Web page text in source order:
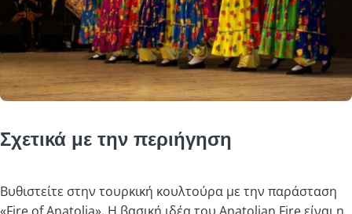
Σχετικά με την περιήγηση
Βυθιστείτε στην τουρκική κουλτούρα με την παράσταση